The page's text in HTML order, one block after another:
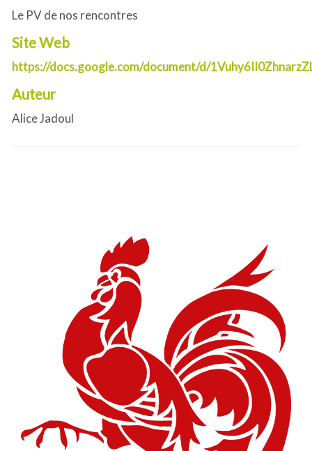
Le PV de nos rencontres
Site Web
https://docs.google.com/document/d/
Auteur
Alice Jadoul